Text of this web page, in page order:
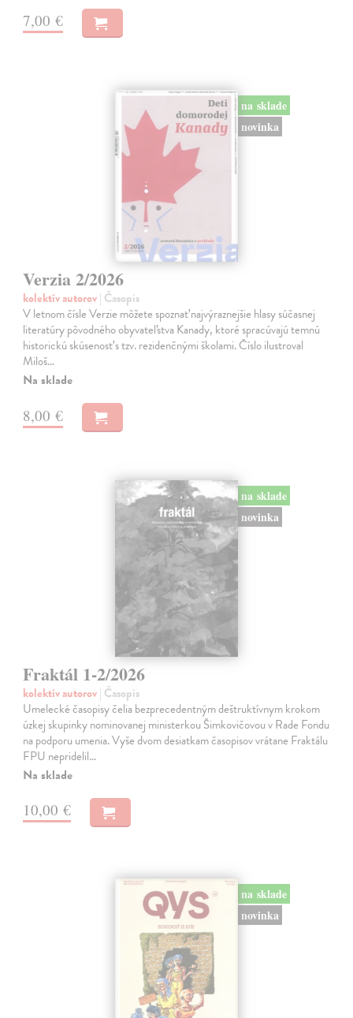
7,00 €
na sklade
novinka
Verzia 2/2026
kolektív autorov| Časopis
V letnom čísle Verzie môžete spoznať najvýraznejšie hlasy súčasnej
literatúry pôvodného obyvateľstva Kanady, ktoré spracúvajú temnú
historickú skúsenosť s tzv. rezidenčnými školami. Číslo ilustroval
Miloš…
Na sklade
8,00 €
na sklade
novinka
Fraktál 1-2/2026
kolektív autorov| Časopis
Umelecké časopisy čelia bezprecedentným deštruktívnym krokom
úzkej skupinky nominovanej ministerkou Šimkovičovou v Rade Fondu
na podporu umenia. Vyše dvom desiatkam časopisov vrátane Fraktálu
FPU nepridelil…
Na sklade
10,00 €
na sklade
novinka